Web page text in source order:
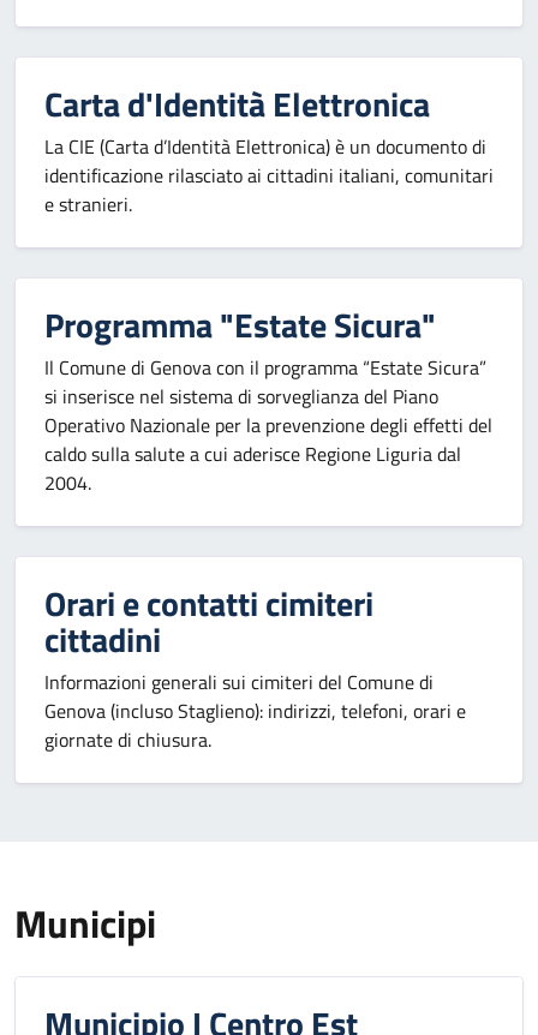
Carta d'Identità Elettronica
La CIE (Carta d’Identità Elettronica) è un documento di
identificazione rilasciato ai cittadini italiani, comunitari
e stranieri.
Programma "Estate Sicura"
Il Comune di Genova con il programma “Estate Sicura”
si inserisce nel sistema di sorveglianza del Piano
Operativo Nazionale per la prevenzione degli effetti del
caldo sulla salute a cui aderisce Regione Liguria dal
2004.
Orari e contatti cimiteri
cittadini
Informazioni generali sui cimiteri del Comune di
Genova (incluso Staglieno): indirizzi, telefoni, orari e
giornate di chiusura.
Municipi
Municipio I Centro Est